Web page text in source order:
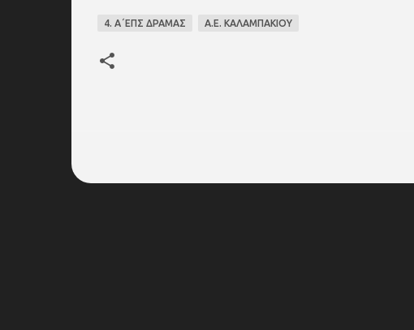
4. Α΄ΕΠΣ ΔΡΑΜΑΣ Α.Ε. ΚΑΛΑΜΠΑΚΙΟΥ